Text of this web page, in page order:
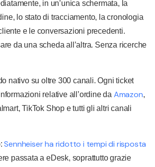
in un’unica schermata, la
lo stato di tracciamento, la cronologia
e le conversazioni precedenti.
da una scheda all’altra. Senza ricerche
nativo su oltre 300 canali. Ogni ticket
relative all’ordine da Amazon,
TikTok Shop e tutti gli altri canali
Sennheiser ha ridotto i tempi di risposta
passata a eDesk, soprattutto grazie